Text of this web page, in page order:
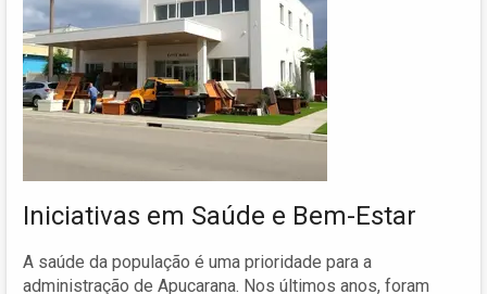
Iniciativas em Saúde e Bem-Estar
A saúde da população é uma prioridade para a
administração de Apucarana. Nos últimos anos, foram